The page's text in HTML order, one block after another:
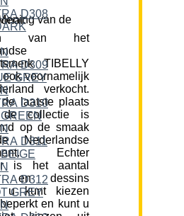
van het
TIBELLY
ook voornamelijk
verkocht.
laatste plaats
de collectie is
op de smaak
Nederlandse
Echter
is het aantal
en dessins
u kunt kiezen
en kunt u